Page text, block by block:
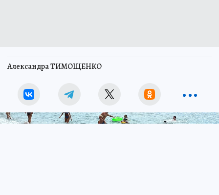
Александра ТИМОЩЕНКО